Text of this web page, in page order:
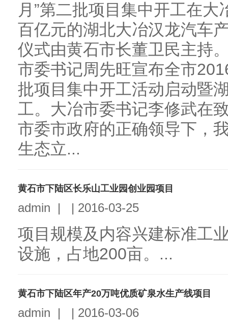
月”第二批项目集中开工在
百亿元的湖北大冶汉龙汽车
仪式由黄石市长董卫民主持
市委书记周先旺宣布全市
批项目集中开工活动启动暨
工。大冶市委书记李修武在
市委市政府的正确领导下，
生态立...
黄石市下陆区长乐山工业园创业园项目
admin | | 2016-03-25
项目规模及内容兴建标准工
设施，占地200亩。...
黄石市下陆区年产20万吨优质矿泉水生产线项目
admin | | 2016-03-06